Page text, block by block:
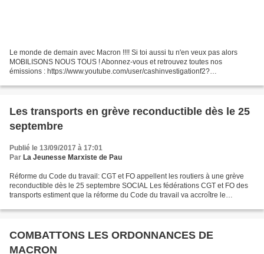
Le monde de demain avec Macron !!!! Si toi aussi tu n'en veux pas alors
MOBILISONS NOUS TOUS ! Abonnez-vous et retrouvez toutes nos
émissions : https://www.youtube.com/user/cashinvestigationf2?
Les transports en grève reconductible dès le 25
septembre
Publié le 13/09/2017 à 17:01
Par La Jeunesse Marxiste de Pau
Réforme du Code du travail: CGT et FO appellent les routiers à une grève
reconductible dès le 25 septembre SOCIAL Les fédérations CGT et FO des
transports estiment que la réforme du Code du travail va accroître le
COMBATTONS LES ORDONNANCES DE
MACRON